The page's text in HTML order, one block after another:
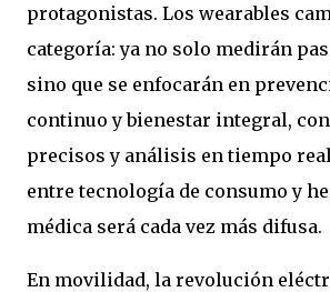
protagonistas. Los wearables
categoría: ya no solo medirán
sino que se enfocarán en
continuo y bienestar integral,
precisos y análisis en tiempo
entre tecnología de consumo y
médica será cada vez más difusa.
En movilidad, la revolución